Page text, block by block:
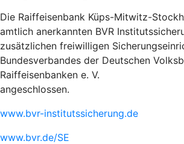
Die Raiffeisenbank Küps-Mitwitz-
amtlich anerkannten BVR
zusätzlichen freiwilligen
Bundesverbandes der Deutschen
Raiffeisenbanken e. V.
angeschlossen.
www.bvr-institutssicherung.de
www.bvr.de/SE